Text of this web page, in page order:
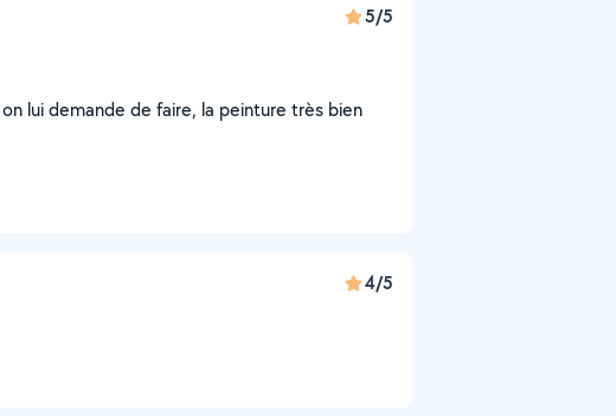
5/5
lui demande de faire, la peinture très bien
4/5